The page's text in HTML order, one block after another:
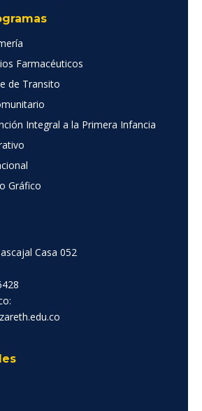
Farmacéuticos
de Transito
Integral a la Primera Infancia
Gráfico
Casa 052